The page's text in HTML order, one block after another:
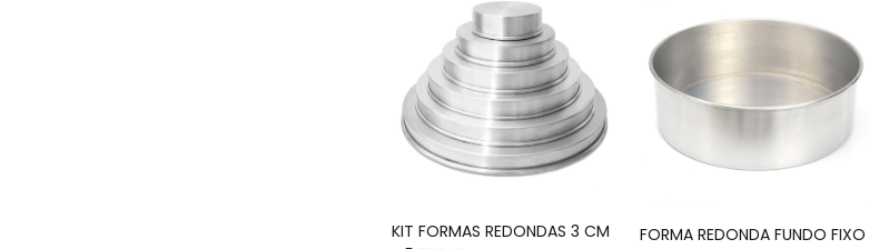
KIT FORMAS REDONDAS 3 CM
FORMA REDONDA FUNDO FIXO